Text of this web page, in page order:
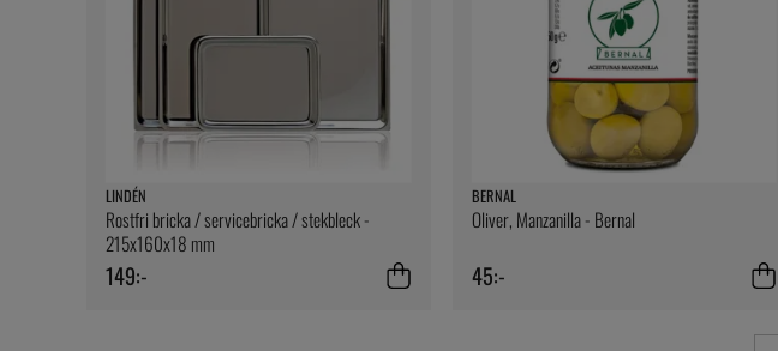
LINDÉN
Rostfri bricka / servicebricka / stekbleck -
215x160x18 mm
149:-
BERNAL
Oliver, Manzanilla - Bernal
45:-